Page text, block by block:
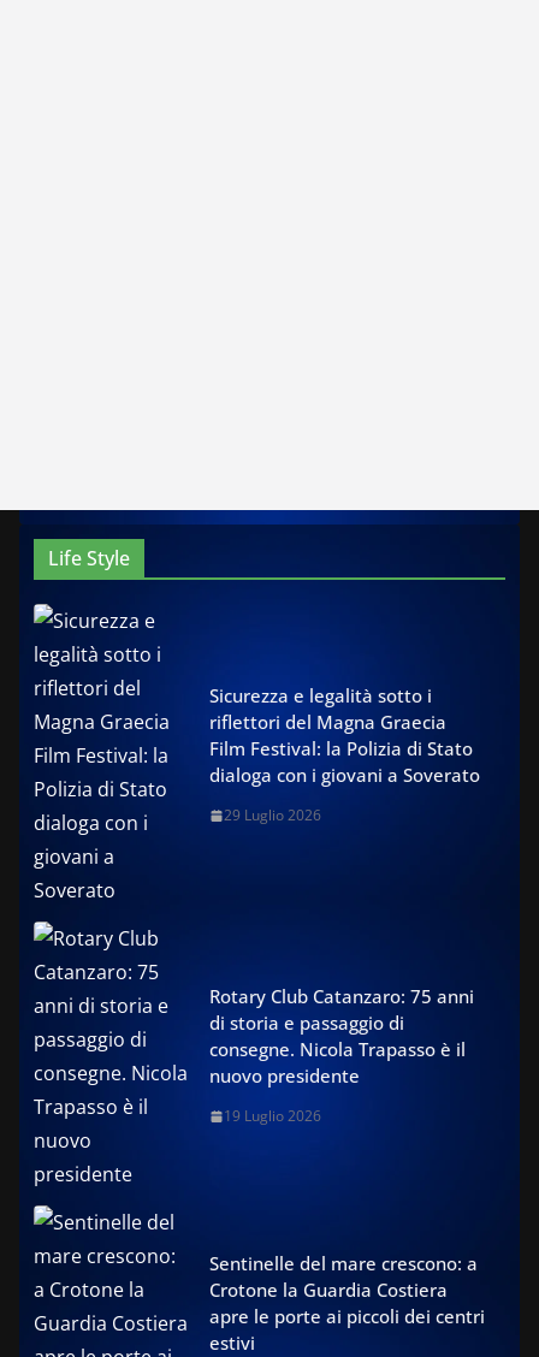
Life Style
Sicurezza e legalità sotto i
riflettori del Magna Graecia
Film Festival: la Polizia di Stato
dialoga con i giovani a Soverato
29 Luglio 2026
Rotary Club Catanzaro: 75 anni
di storia e passaggio di
consegne. Nicola Trapasso è il
nuovo presidente
19 Luglio 2026
Sentinelle del mare crescono: a
Crotone la Guardia Costiera
apre le porte ai piccoli dei centri
estivi